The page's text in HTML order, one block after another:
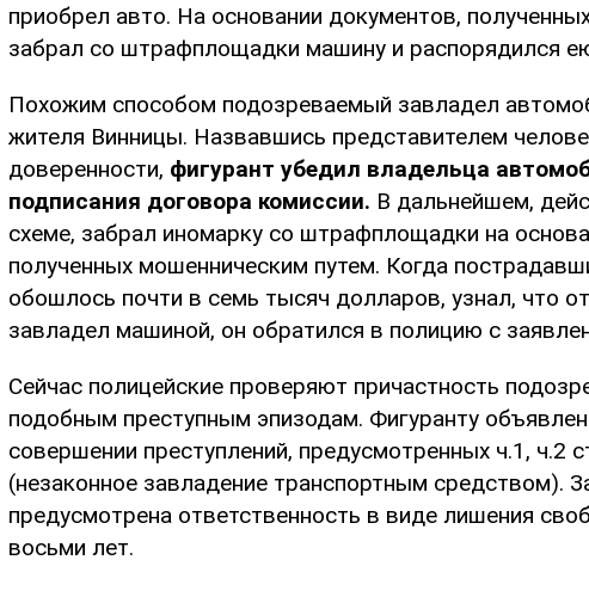
приобрел авто. На основании документов,
забрал со штрафплощадки машину и распорядился
Похожим способом подозреваемый завладел
жителя Винницы. Назвавшись представителем
доверенности, фигурант убедил владельца
подписания договора комиссии. В дальнейшем,
схеме, забрал иномарку со штрафплощадки на
полученных мошенническим путем. Когда
обошлось почти в семь тысяч долларов, узнал, что
завладел машиной, он обратился в полицию с
Сейчас полицейские проверяют причастность
подобным преступным эпизодам. Фигуранту
совершении преступлений, предусмотренных ч.1, ч.2
(незаконное завладение транспортным средством).
предусмотрена ответственность в виде лишения
восьми лет.